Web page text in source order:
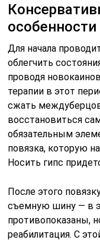
особенности
Для начала
облегчить
проводя
терапии в этот
сжать
восстановиться
обязательным
повязка, которую
Носить гипс
После этого
съемную шину — в
противопоказаны,
реабилитация. С